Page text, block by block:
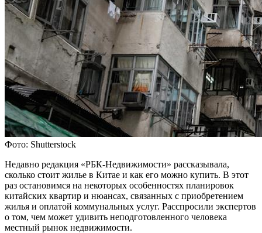
Фото: Shutterstock
Недавно редакция «РБК-Недвижимости» рассказывала,
сколько стоит жилье в Китае и как его можно купить. В этот
раз остановимся на некоторых особенностях планировок
китайских квартир и нюансах, связанных с приобретением
жилья и оплатой коммунальных услуг. Расспросили экспертов
о том, чем может удивить неподготовленного человека
местный рынок недвижимости.